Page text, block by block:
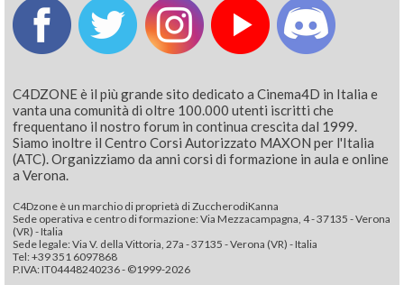
C4DZONE è il più grande sito dedicato a Cinema4D in Italia e
vanta una comunità di oltre 100.000 utenti iscritti che
frequentano il nostro forum in continua crescita dal 1999.
Siamo inoltre il Centro Corsi Autorizzato MAXON per l'Italia
(ATC). Organizziamo da anni corsi di formazione in aula e online
a Verona.
C4Dzone è un marchio di proprietà di ZuccherodiKanna
Sede operativa e centro di formazione: Via Mezzacampagna, 4 - 37135 - Verona
(VR) - Italia
Sede legale: Via V. della Vittoria, 27a - 37135 - Verona (VR) - Italia
Tel: +39 351 6097868‬
P.IVA: IT04448240236 - ©1999-2026